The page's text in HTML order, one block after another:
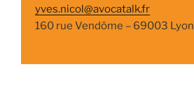
yves.nicol@avocatalk.fr
160 rue Vendôme – 69003 Lyon